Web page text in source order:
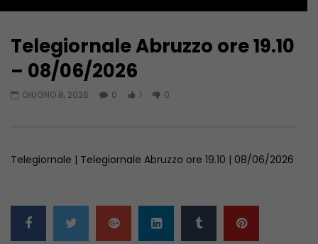
16:58
Telegiornale Abruzzo ore 19.10 –
07/08/2026
Telegiornale Abruzzo ore 19.10
– 08/06/2026
GIUGNO 8, 2026 0 1 0
Telegiornale | Telegiornale Abruzzo ore 19.10 | 08/06/2026